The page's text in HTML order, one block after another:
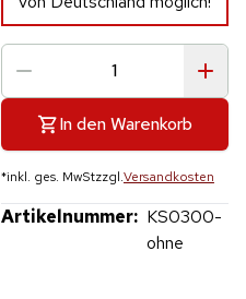
In den Warenkorb
*inkl. ges. MwStzzgl.Versandkosten
Artikelnummer: KS0300-
ohne